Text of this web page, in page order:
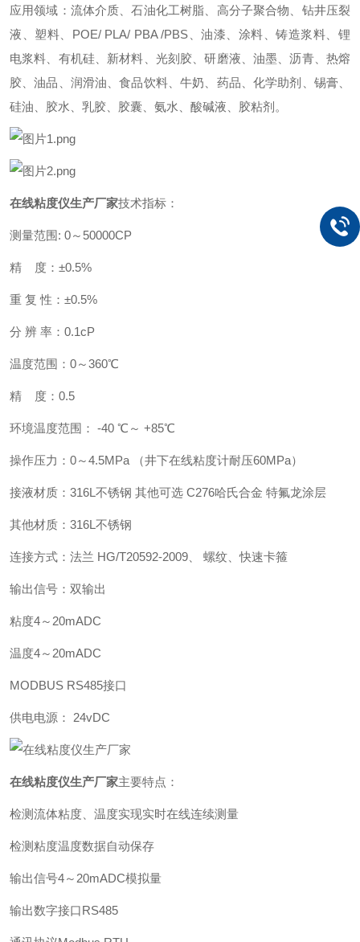
应用领域：流体介质、石油化工树脂、高分子聚合物、钻井压裂
液、塑料、POE/ PLA/ PBA /PBS、油漆、涂料、铸造浆料、锂
电浆料、有机硅、新材料、光刻胶、研磨液、油墨、沥青、热熔
胶、油品、润滑油、食品饮料、牛奶、药品、化学助剂、锡膏、
硅油、胶水、乳胶、胶囊、氨水、酸碱液、胶粘剂。
在线粘度仪生产厂家技术指标：
测量范围: 0～50000CP
精 度：±0.5%
重 复 性：±0.5%
分 辨 率：0.1cP
温度范围：0～360℃
精 度：0.5
环境温度范围： -40 ℃～ +85℃
操作压力：0～4.5MPa （井下在线粘度计耐压60MPa）
接液材质：316L不锈钢 其他可选 C276哈氏合金 特氟龙涂层
其他材质：316L不锈钢
连接方式：法兰 HG/T20592-2009、 螺纹、快速卡箍
输出信号：双输出
粘度4～20mADC
温度4～20mADC
MODBUS RS485接口
供电电源： 24vDC
在线粘度仪生产厂家主要特点：
检测流体粘度、温度实现实时在线连续测量
检测粘度温度数据自动保存
输出信号4～20mADC模拟量
输出数字接口RS485